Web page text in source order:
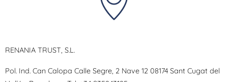
RENANIA TRUST, S.L.
Pol. Ind. Can Calopa Calle Segre, 2 Nave 12 08174 Sant Cugat del